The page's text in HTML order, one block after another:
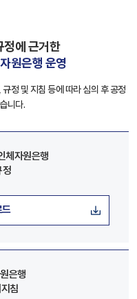
정에 근거한
원은행 운영
정 및 지침 등에 따라 심의 후 공정
니다.
체자원은행
정
드
은행
침